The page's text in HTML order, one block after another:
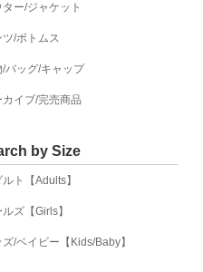
ター/ジャケット
ツ/ボトムス
/バッグ/キャップ
カイブ/完売商品
by Size
ト【Adults】
ズ【Girls】
ズ/ベイビー【Kids/Baby】